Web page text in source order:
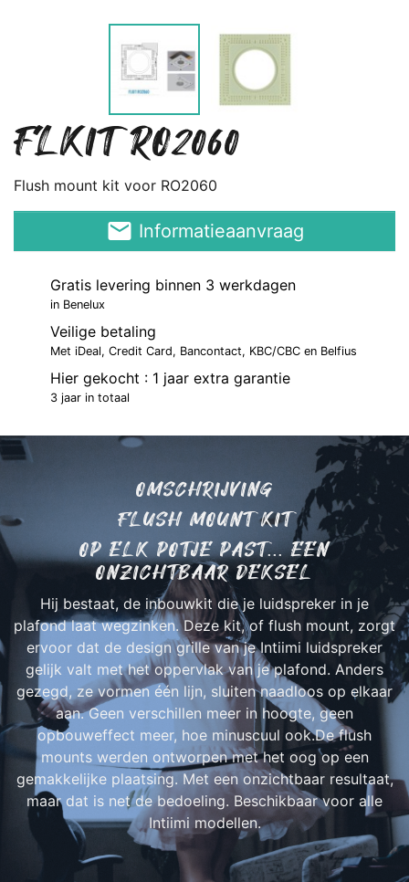
FLKIT RO2060
Flush mount kit voor RO2060
email Informatieaanvraag
Gratis levering binnen 3 werkdagen
in Benelux
Veilige betaling
Met iDeal, Credit Card, Bancontact, KBC/CBC en Belfius
Hier gekocht : 1 jaar extra garantie
3 jaar in totaal
OMSCHRIJVING
FLUSH MOUNT KIT
OP ELK POTJE PAST... EEN
ONZICHTBAAR DEKSEL
Hij bestaat, de inbouwkit die je luidspreker in je
plafond laat wegzinken. Deze kit, of flush mount, zorgt
ervoor dat de design grille van je Intiimi luidspreker
gelijk valt met het oppervlak van je plafond. Anders
gezegd, ze vormen één lijn, sluiten naadloos op elkaar
aan. Geen verschillen meer in hoogte, geen
opbouweffect meer, hoe minuscuul ook.De flush
mounts werden ontworpen met het oog op een
gemakkelijke plaatsing. Met een onzichtbaar resultaat,
maar dat is net de bedoeling. Beschikbaar voor alle
Intiimi modellen.